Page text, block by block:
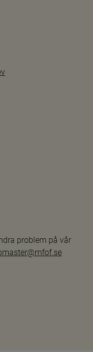
problem på vår